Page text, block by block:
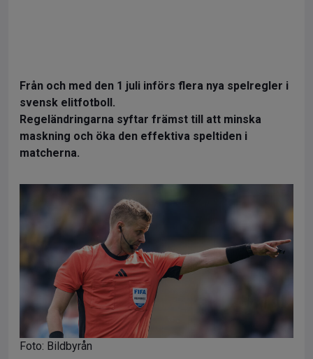
Från och med den 1 juli införs flera nya spelregler i
svensk elitfotboll.
Regeländringarna syftar främst till att minska
maskning och öka den effektiva speltiden i
matcherna.
Foto: Bildbyrån